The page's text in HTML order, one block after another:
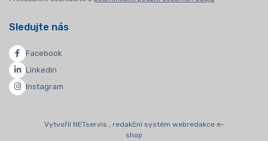
Sledujte nás
Facebook
Linkedin
Instagram
Vytvořil NETservis , redakční systém webredakce e-
shop